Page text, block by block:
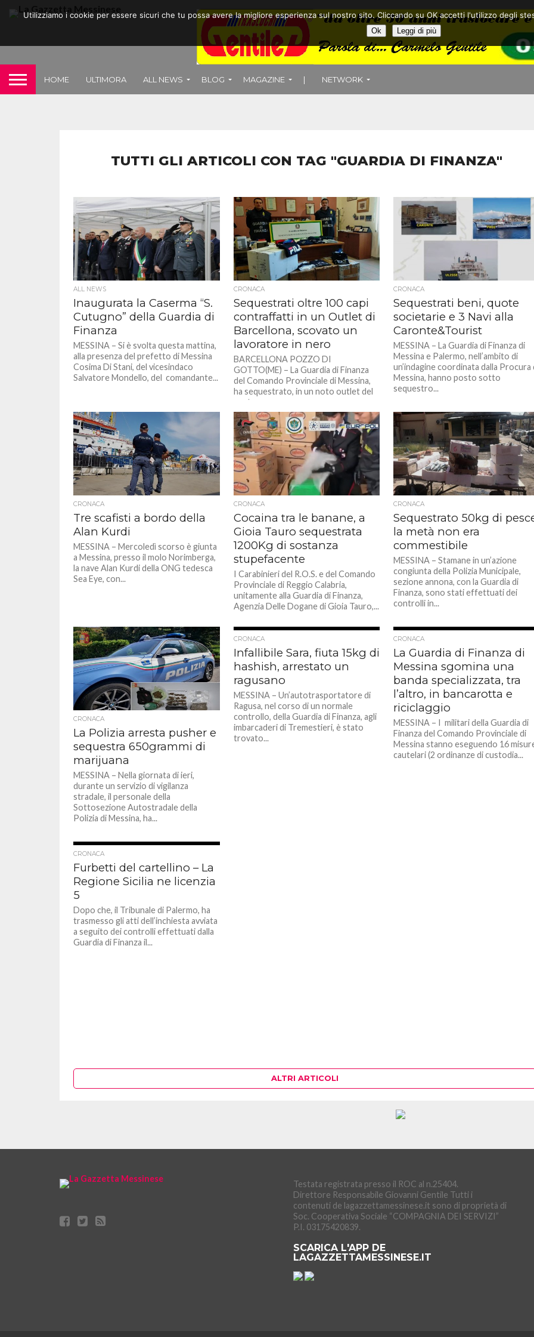
HOME ULTIMORA ALL NEWS BLOG MAGAZINE | NETWORK
TUTTI GLI ARTICOLI CON TAG "GUARDIA DI FINANZA"
ALL NEWS
Inaugurata la Caserma “S.
Cutugno” della Guardia di
Finanza
MESSINA – Si è svolta questa mattina,
alla presenza del prefetto di Messina
Cosima Di Stani, del vicesindaco
Salvatore Mondello, del comandante...
CRONACA
Sequestrati oltre 100 capi
contraffatti in un Outlet di
Barcellona, scovato un
lavoratore in nero
BARCELLONA POZZO DI
GOTTO(ME) – La Guardia di Finanza
del Comando Provinciale di Messina,
ha sequestrato, in un noto outlet del
centro...
CRONACA
Sequestrati beni, quote
societarie e 3 Navi alla
Caronte&Tourist
MESSINA – La Guardia di Finanza di
Messina e Palermo, nell’ambito di
un’indagine coordinata dalla Procura
Messina, hanno posto sotto
sequestro...
CRONACA
Tre scafisti a bordo della
Alan Kurdi
MESSINA – Mercoledì scorso è giunta
a Messina, presso il molo Norimberga,
la nave Alan Kurdi della ONG tedesca
Sea Eye, con...
CRONACA
Cocaina tra le banane, a
Gioia Tauro sequestrata
1200Kg di sostanza
stupefacente
I Carabinieri del R.O.S. e del Comando
Provinciale di Reggio Calabria,
unitamente alla Guardia di Finanza,
Agenzia Delle Dogane di Gioia Tauro,...
CRONACA
Sequestrato 50kg di
la metà non era
commestibile
MESSINA – Stamane in un’azione
congiunta della Polizia Municipale,
sezione annona, con la Guardia di
Finanza, sono stati effettuati dei
controlli in...
CRONACA
La Polizia arresta pusher e
sequestra 650grammi di
marijuana
MESSINA – Nella giornata di ieri,
durante un servizio di vigilanza
stradale, il personale della
Sottosezione Autostradale della
Polizia di Messina, ha...
CRONACA
Infallibile Sara, fiuta 15kg di
hashish, arrestato un
ragusano
MESSINA – Un’autotrasportatore di
Ragusa, nel corso di un normale
controllo, della Guardia di Finanza, agli
imbarcaderi di Tremestieri, è stato
trovato...
CRONACA
La Guardia di Finanza di
Messina sgomina una
banda specializzata, tra
l’altro, in bancarotta e
riciclaggio
MESSINA – I militari della Guardia di
Finanza del Comando Provinciale di
Messina stanno eseguendo 16
cautelari (2 ordinanze di custodia...
CRONACA
Furbetti del cartellino – La
Regione Sicilia ne licenzia
5
Dopo che, il Tribunale di Palermo, ha
trasmesso gli atti dell’inchiesta avviata
a seguito dei controlli effettuati dalla
Guardia di Finanza il...
ALTRI ARTICOLI
Testata registrata presso il ROC al n.25404.
Direttore Responsabile Giovanni Gentile Tutti i
contenuti de lagazzettamessinese.it sono di proprietà di
Soc. Cooperativa Sociale “COMPAGNIA DEI SERVIZI”
P.I. 03175420839.
SCARICA L'APP DE
LAGAZZETTAMESSINESE.IT
Utilizziamo i cookie per essere sicuri che tu possa avere la migliore esperienza sul nostro sito. Cliccando su OK accetti l'utilizzo degli
Ok Leggi di più